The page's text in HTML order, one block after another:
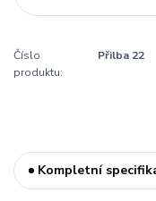
Číslo
produktu:
Přilba 22
Kompletní